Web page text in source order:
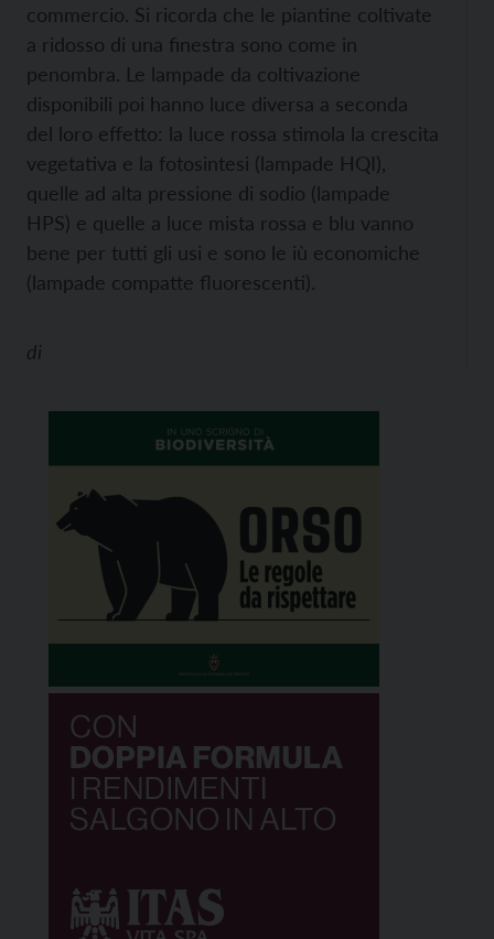
commercio. Si ricorda che le piantine coltivate
a ridosso di una finestra sono come in
penombra. Le lampade da coltivazione
disponibili poi hanno luce diversa a seconda
del loro effetto: la luce rossa stimola la crescita
vegetativa e la fotosintesi (lampade HQI),
quelle ad alta pressione di sodio (lampade
HPS) e quelle a luce mista rossa e blu vanno
bene per tutti gli usi e sono le iù economiche
(lampade compatte fluorescenti).
di